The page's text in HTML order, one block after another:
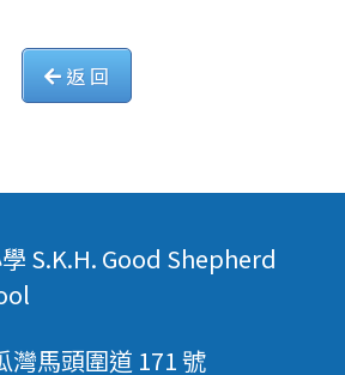
返 回
S.K.H. Good Shepherd
灣馬頭圍道 171 號